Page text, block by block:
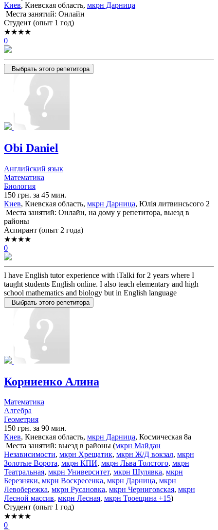
Киев, Киевская область, мкрн Дарница
Места занятий: Онлайн
Cтудент (опыт 1 год)
★★★★
0
Выбрать этого репетитора
Obi Daniel
Английский язык
Математика
Биология
150 грн. за 45 мин.
Киев, Киевская область, мкрн Дарница, Юлія литвинсьсого 2
Места занятий: Онлайн, на дому у репетитора, выезд в
районы
Аспирант (опыт 2 года)
★★★★
0
I have English tutor experience with iTalki for 2 years where I
taught students English online. I also teach elementary and high
school mathematics and biology but in English language
Выбрать этого репетитора
Корниенко Алина
Математика
Алгебра
Геометрия
150 грн. за 90 мин.
Киев, Киевская область, мкрн Дарница, Космическая 8а
Места занятий: выезд в районы (мкрн Майдан
Независимости, мкрн Хрещатик, мкрн Ж/Д вокзал, мкрн
Золотые Ворота, мкрн КПИ, мкрн Льва Толстого, мкрн
Театральная, мкрн Университет, мкрн Шулявка, мкрн
Березняки, мкрн Воскресенка, мкрн Дарница, мкрн
Левобережка, мкрн Русановка, мкрн Черниговская, мкрн
Лесной массив, мкрн Лесная, мкрн Троещина +15)
Cтудент (опыт 1 год)
★★★★
0